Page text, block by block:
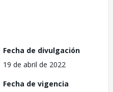
Fecha de divulgación
19 de abril de 2022
Fecha de vigencia